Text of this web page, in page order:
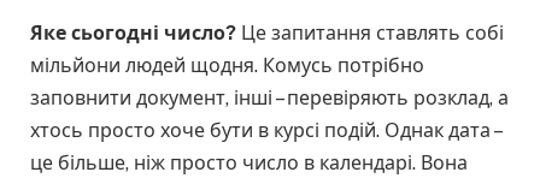
Яке сьогодні число? Це запитання ставлять собі
мільйони людей щодня. Комусь потрібно
заповнити документ, інші – перевіряють розклад, а
хтось просто хоче бути в курсі подій. Однак дата –
це більше, ніж просто число в календарі. Вона